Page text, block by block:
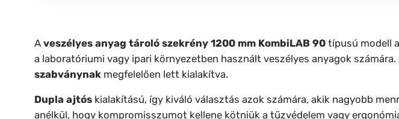
A veszélyes anyag tároló szekrény 1200 mm KombiLAB 90 típusú modell
a laboratóriumi vagy ipari környezetben használt veszélyes anyagok számára.
szabványnak megfelelően lett kialakítva.
Dupla ajtós kialakítású, így kiváló választás azok számára, akik nagyobb
anélkül, hogy kompromisszumot kellene kötniük a tűzvédelem vagy